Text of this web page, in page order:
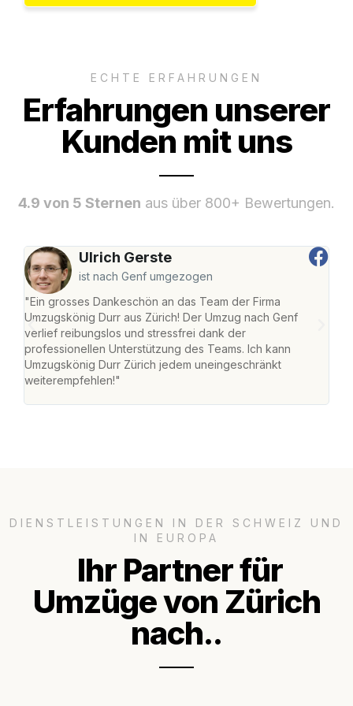
ECHTE ERFAHRUNGEN
Erfahrungen unserer
Kunden mit uns
4.9 von 5 Sternen aus über 800+ Bewertungen.
Ulrich Gerste
ist nach Genf umgezogen
"Ein grosses Dankeschön an das Team der Firma
Umzugskönig Durr aus Zürich! Der Umzug nach Genf
verlief reibungslos und stressfrei dank der
professionellen Unterstützung des Teams. Ich kann
Umzugskönig Durr Zürich jedem uneingeschränkt
weiterempfehlen!"
DIENSTLEISTUNGEN IN DER SCHWEIZ UND
IN EUROPA
Ihr Partner für
Umzüge von Zürich
nach..